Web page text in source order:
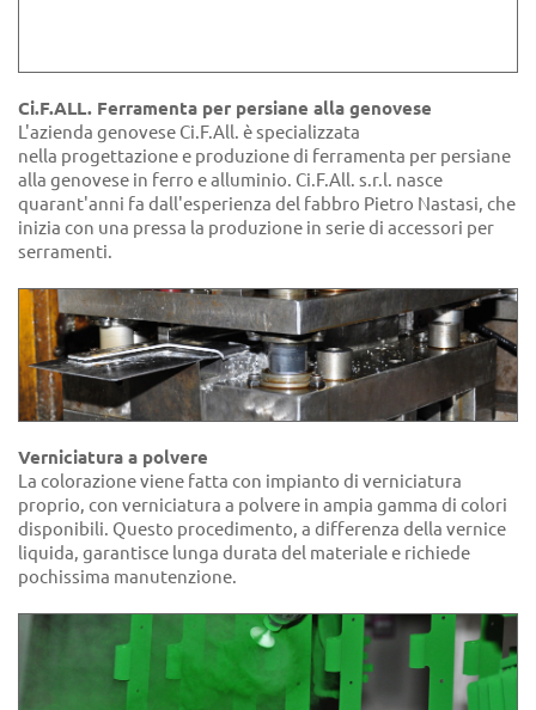
Ci.F.ALL. Ferramenta per persiane alla genovese
L'azienda genovese Ci.F.All. è specializzata
nella progettazione e produzione di ferramenta per persiane
alla genovese in ferro e alluminio. Ci.F.All. s.r.l. nasce
quarant'anni fa dall'esperienza del fabbro Pietro Nastasi, che
inizia con una pressa la produzione in serie di accessori per
serramenti.
Verniciatura a polvere
La colorazione viene fatta con impianto di verniciatura
proprio, con verniciatura a polvere in ampia gamma di colori
disponibili. Questo procedimento, a differenza della vernice
liquida, garantisce lunga durata del materiale e richiede
pochissima manutenzione.